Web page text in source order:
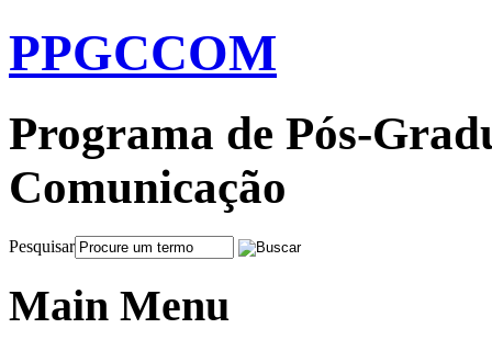
PPGCCOM
Programa de Pós-
Comunicação
Pesquisar
Main Menu